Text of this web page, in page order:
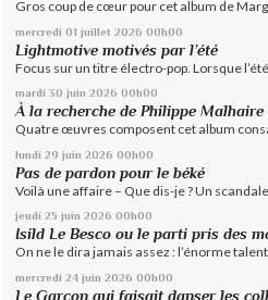
Gros coup de cœur pour cet album de
mercredi 01 juillet 2026 00h00
Lightmotive motivés par l’été
Focus sur un titre électro-pop. Lorsque l’été
mardi 30 juin 2026 00h00
À la recherche de Philippe Malhaire
Quatre œuvres composent cet album
lundi 29 juin 2026 00h00
Pas de pardon pour le béké
Voilà une affaire – Que dis-je ? Un scandale
jeudi 25 juin 2026 00h00
Isild Le Besco ou le parti pris des
On ne le dira jamais assez : l’énorme talent
mercredi 24 juin 2026 00h00
Le Garçon qui faisait danser les